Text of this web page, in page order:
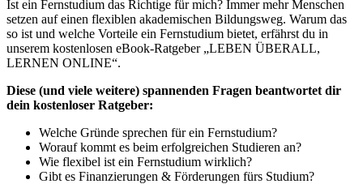
Ist ein Fernstudium das Richtige für mich? Immer mehr Menschen
setzen auf einen flexiblen akademischen Bildungsweg. Warum das
so ist und welche Vorteile ein Fernstudium bietet, erfährst du in
unserem kostenlosen eBook-Ratgeber „LEBEN ÜBERALL,
LERNEN ONLINE“.
Diese (und viele weitere) spannenden Fragen beantwortet dir
dein kostenloser Ratgeber:
Welche Gründe sprechen für ein Fernstudium?
Worauf kommt es beim erfolgreichen Studieren an?
Wie flexibel ist ein Fernstudium wirklich?
Gibt es Finanzierungen & Förderungen fürs Studium?